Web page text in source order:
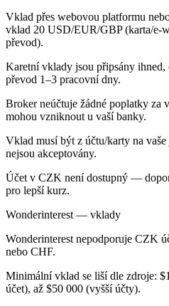
Vklad přes webovou platformu
vklad 20 USD/EUR/GBP (karta/e-
převod).
Karetní vklady jsou připsány
převod 1–3 pracovní dny.
Broker neúčtuje žádné poplatky
mohou vzniknout u vaší banky.
Vklad musí být z účtu/karty na
nejsou akceptovány.
Účet v CZK není dostupný —
pro lepší kurz.
Wonderinterest — vklady
Wonderinterest nepodporuje
nebo CHF.
Minimální vklad se liší dle zdroje:
účet), až $50 000 (vyšší účty).